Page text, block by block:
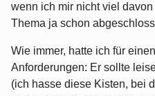
wenn ich mir nicht viel
Thema ja schon
Wie immer, hatte ich für
Anforderungen: Er sollte
(ich hasse diese Kisten, bei